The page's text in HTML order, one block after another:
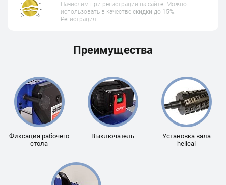
Начислим при регистрации на сайте. Можно
использовать в качестве скидки до 15%.
Регистрация
Преимущества
Фиксация рабочего
стола
Выключатель
Установка вала
helical